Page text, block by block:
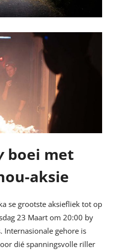
boei met
aksie
se grootste aksiefliek tot op
23 Maart om 20:00 by
Internasionale gehore is
dié spanningsvolle riller